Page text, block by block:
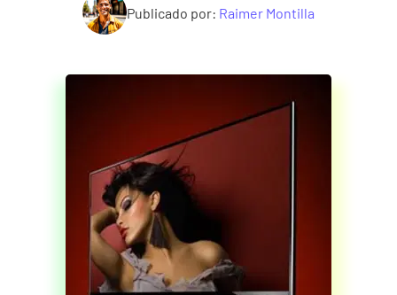
Publicado por: Raimer Montilla